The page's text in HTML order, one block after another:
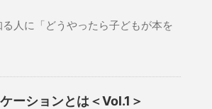
人に「どうやったら子どもが本を
ーションとは＜Vol.1＞